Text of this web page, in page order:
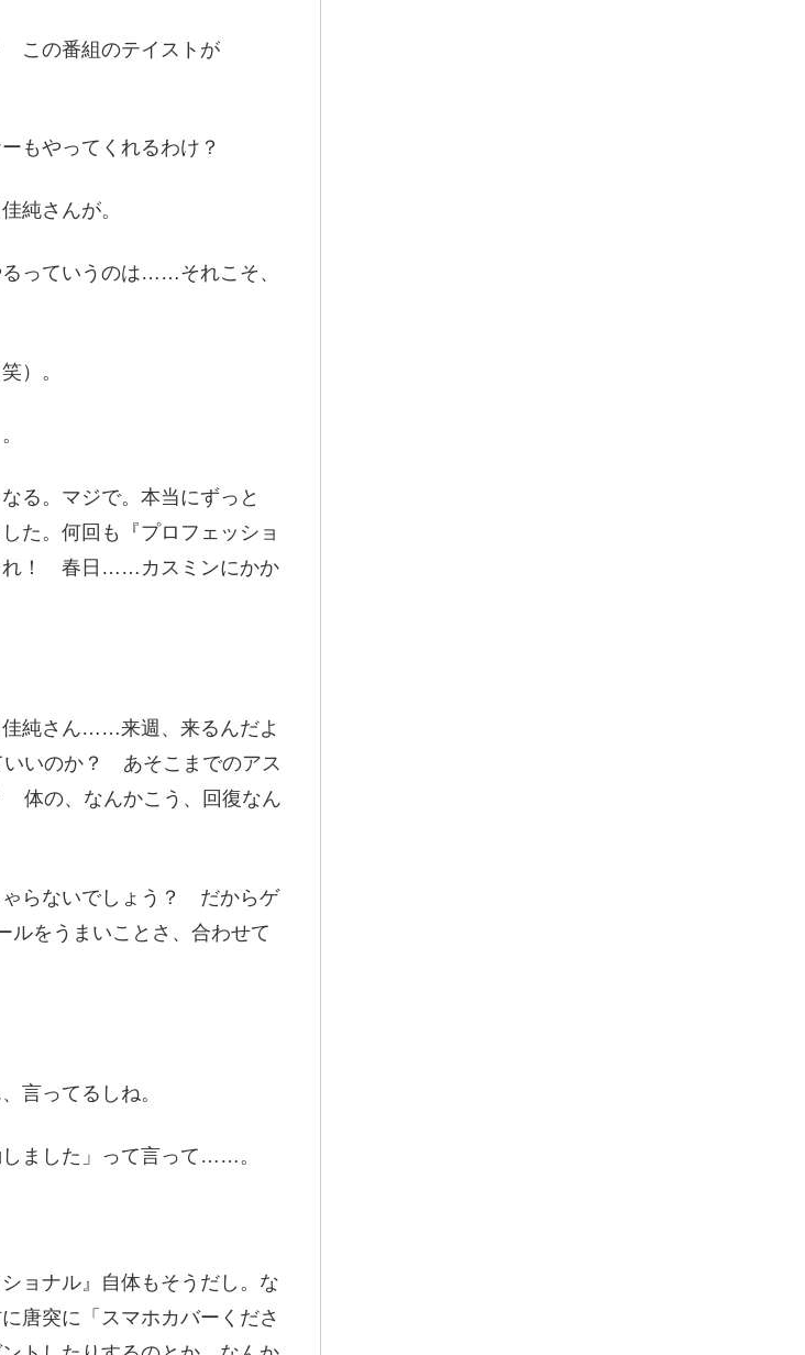
この番組のテイストが
もやってくれるわけ？
純さんが。
るっていうのは……それこそ、
）。
る。マジで。本当にずっと
た。何回も『プロフェッショ
れ！ 春日……カスミンにかか
純さん……来週、来るんだよ
いのか？ あそこまでのアス
体の、なんかこう、回復なん
ゃらないでしょう？ だからゲ
ルをうまいことさ、合わせて
言ってるしね。
ました」って言って……。
ョナル』自体もそうだし。な
唐突に「スマホカバーくださ